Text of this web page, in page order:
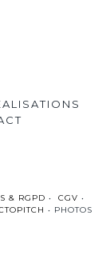
& RGPD • CGV •
• PHOTOS